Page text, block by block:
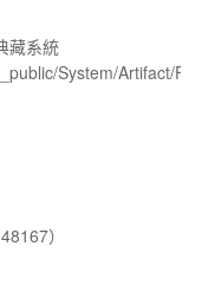
藏系統
System/Artifact/
）